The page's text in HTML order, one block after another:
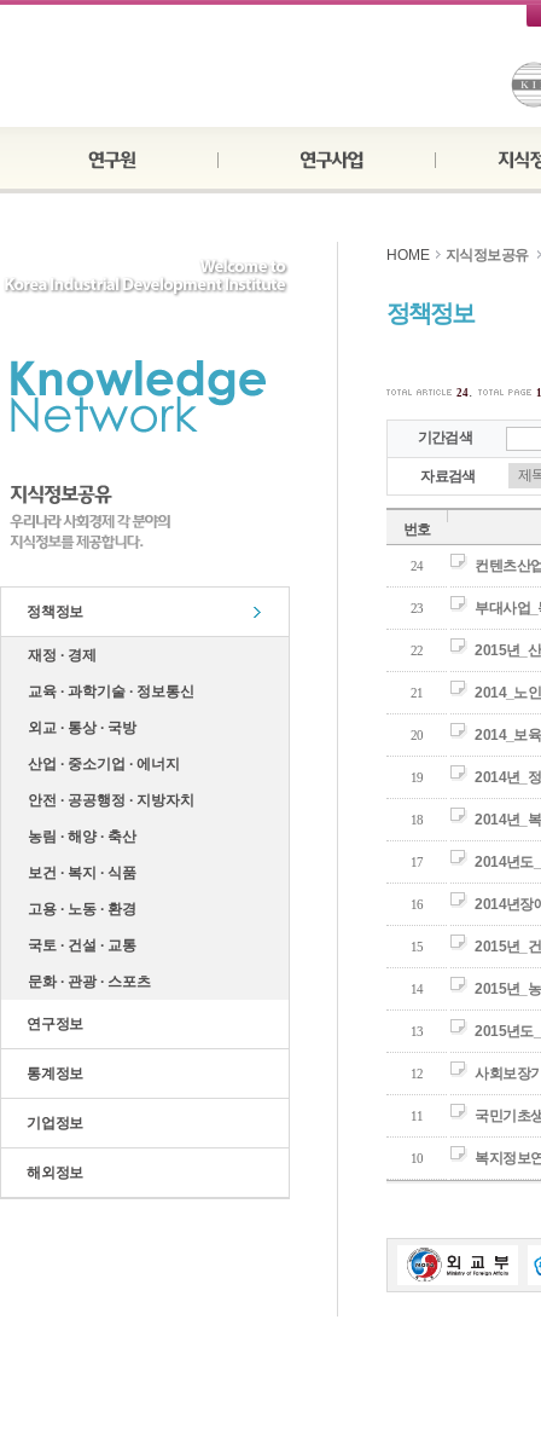
정책정보
재정 ∙ 경제
교육 ∙ 과학기술 ∙ 정보통신
외교 ∙ 통상 ∙ 국방
산업 ∙ 중소기업 ∙ 에너지
안전 ∙ 공공행정 ∙ 지방자치
농림 ∙ 해양 ∙ 축산
보건 ∙ 복지 ∙ 식품
고용 ∙ 노동 ∙ 환경
국토 ∙ 건설 ∙ 교통
문화 ∙ 관광 ∙ 스포츠
연구정보
통계정보
기업정보
해외정보
HOME 지식정보공유
정책정보
24.
기간검색
자료검색
번호
24 컨텐츠산
23 부대사업
22 2015년_
21 2014_노
20 2014_보
19 2014년_
18 2014년_
17 2014년도
16 2014년장
15 2015년_
14 2015년_
13 2015년도
12 사회보장
11 국민기초
10 복지정보